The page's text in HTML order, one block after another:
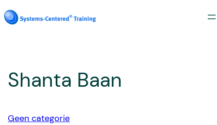
Ga
Shanta Baan
Geen categorie